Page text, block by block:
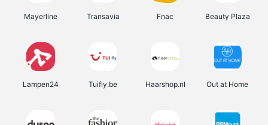
Mayerline Transavia Fnac Beauty Plaza
Lampen24 Tuifly.be Haarshop.nl Out at Home